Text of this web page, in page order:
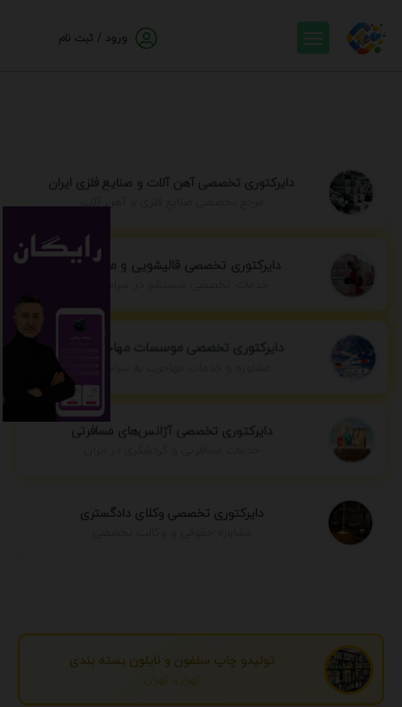
ورود / ثبت نام
دایرکتوری تخصصی آهن آلات و صنایع فلزی ایران
مرجع تخصصی صنایع فلزی و آهن آلات
دایرکتوری تخصصی قالیشویی و مبل شویی
دایرکتوری تخصصی موسسات مهاجرتی ایران
مشاوره و خدمات مهاجرت به سراسر جهان
دایرکتوری تخصصی آژانس‌های مسافرتی
دایرکتوری تخصصی وکلای دادگستری
تولیدو چاپ سلفون و نایلون بسته بندی
تهران، تهران